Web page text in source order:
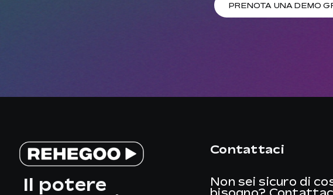
PRENOTA UNA DEMO
Il potere
Contattaci
Non sei sicuro di
bisogno?